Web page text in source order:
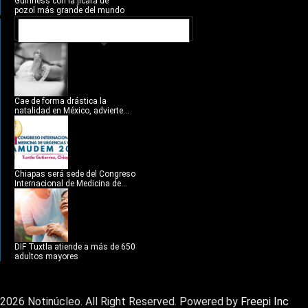
pozol más grande del mundo
Cae de forma drástica la
natalidad en México, advierte...
Chiapas será sede del Congreso
Internacional de Medicina de...
DIF Tuxtla atiende a más de 650
adultos mayores
2026 Notinúcleo. All Right Reserved. Powered by Freepi Inc